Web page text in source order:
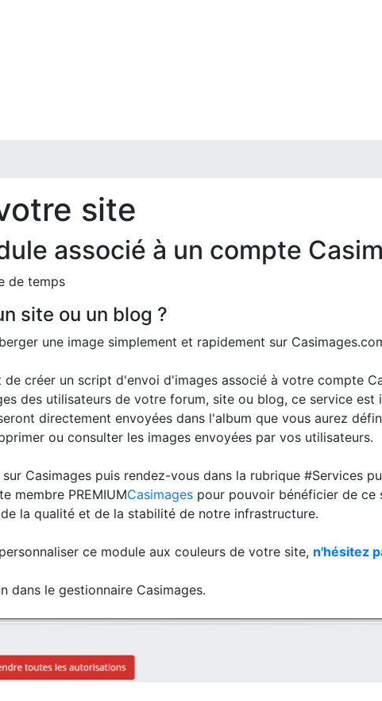
site
associé à un compte
de temps
site ou un blog ?
une image simplement et rapidement sur
créer un script d'envoi d'images associé à votre compte
des utilisateurs de votre forum, site ou blog, ce service est
directement envoyées dans l'album que vous aurez
ou consulter les images envoyées par vos utilisateurs.
sur Casimages puis rendez-vous dans la rubrique #Services
membre PREMIUMCasimages pour pouvoir bénéficier de ce
la qualité et de la stabilité de notre infrastructure.
ce module aux couleurs de votre site, n'hésitez
dans le gestionnaire Casimages.